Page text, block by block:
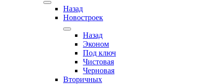
Назад
Новостроек
Назад
Эконом
Под ключ
Чистовая
Черновая
Вторичных